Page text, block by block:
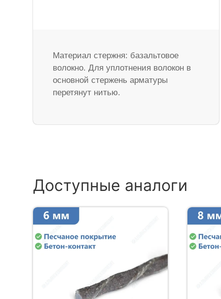
Материал стержня: базальтовое
волокно. Для уплотнения волокон в
основной стержень арматуры
перетянут нитью.
Доступные аналоги